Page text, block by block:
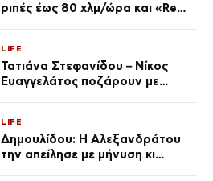
ριπές έως 80 χλμ/ώρα και «Red
LIFE
Τατιάνα Στεφανίδου – Νίκος
Ευαγγελάτος ποζάρουν με
LIFE
Δημουλίδου: Η Αλεξανδράτου
την απείλησε με μήνυση κι